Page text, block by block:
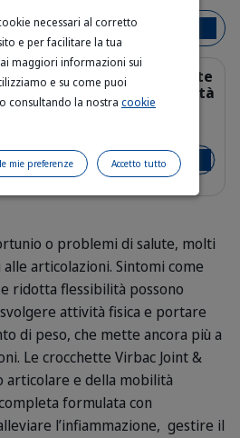
I più venduti
Mobility Cane – Crocchette
Articolare e Mobilità
€
o problemi di salute, molti
articolazioni. Sintomi come
ridotta flessibilità possono
attività fisica e portare
di peso, che mette ancora più a
Le crocchette Virbac Joint &
e della mobilità
formulata con
l’infiammazione, gestire il
necessari al corretto
e per facilitare la tua
maggiori informazioni sui
e su come puoi
consultando la nostra cookie
Accetto tutto
mie preferenze